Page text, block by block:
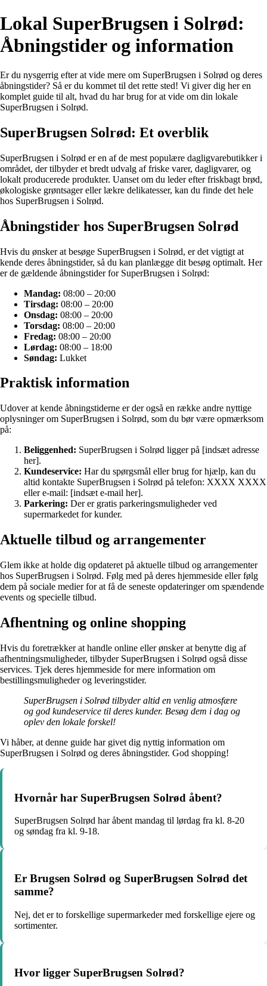
Lokal SuperBrugsen i Solrød:
Åbningstider og information
Er du nysgerrig efter at vide mere om SuperBrugsen i Solrød og deres
åbningstider? Så er du kommet til det rette sted! Vi giver dig her en
komplet guide til alt, hvad du har brug for at vide om din lokale
SuperBrugsen i Solrød.
SuperBrugsen Solrød: Et overblik
SuperBrugsen i Solrød er en af de mest populære dagligvarebutikker i
området, der tilbyder et bredt udvalg af friske varer, dagligvarer, og
lokalt producerede produkter. Uanset om du leder efter friskbagt brød,
økologiske grøntsager eller lækre delikatesser, kan du finde det hele
hos SuperBrugsen i Solrød.
Åbningstider hos SuperBrugsen Solrød
Hvis du ønsker at besøge SuperBrugsen i Solrød, er det vigtigt at
kende deres åbningstider, så du kan planlægge dit besøg optimalt. Her
er de gældende åbningstider for SuperBrugsen i Solrød:
Mandag: 08:00 – 20:00
Tirsdag: 08:00 – 20:00
Onsdag: 08:00 – 20:00
Torsdag: 08:00 – 20:00
Fredag: 08:00 – 20:00
Lørdag: 08:00 – 18:00
Søndag: Lukket
Praktisk information
Udover at kende åbningstiderne er der også en række andre nyttige
oplysninger om SuperBrugsen i Solrød, som du bør være opmærksom
på:
Beliggenhed: SuperBrugsen i Solrød ligger på [indsæt adresse
her].
Kundeservice: Har du spørgsmål eller brug for hjælp, kan du
altid kontakte SuperBrugsen i Solrød på telefon: XXXX XXXX
eller e-mail: [indsæt e-mail her].
Parkering: Der er gratis parkeringsmuligheder ved
supermarkedet for kunder.
Aktuelle tilbud og arrangementer
Glem ikke at holde dig opdateret på aktuelle tilbud og arrangementer
hos SuperBrugsen i Solrød. Følg med på deres hjemmeside eller følg
dem på sociale medier for at få de seneste opdateringer om spændende
events og specielle tilbud.
Afhentning og online shopping
Hvis du foretrækker at handle online eller ønsker at benytte dig af
afhentningsmuligheder, tilbyder SuperBrugsen i Solrød også disse
services. Tjek deres hjemmeside for mere information om
bestillingsmuligheder og leveringstider.
SuperBrugsen i Solrød tilbyder altid en venlig atmosfære
og god kundeservice til deres kunder. Besøg dem i dag og
oplev den lokale forskel!
Vi håber, at denne guide har givet dig nyttig information om
SuperBrugsen i Solrød og deres åbningstider. God shopping!
Hvornår har SuperBrugsen Solrød åbent?
SuperBrugsen Solrød har åbent mandag til lørdag fra kl. 8-20
og søndag fra kl. 9-18.
Er Brugsen Solrød og SuperBrugsen Solrød det
samme?
Nej, det er to forskellige supermarkeder med forskellige ejere og
sortimenter.
Hvor ligger SuperBrugsen Solrød?